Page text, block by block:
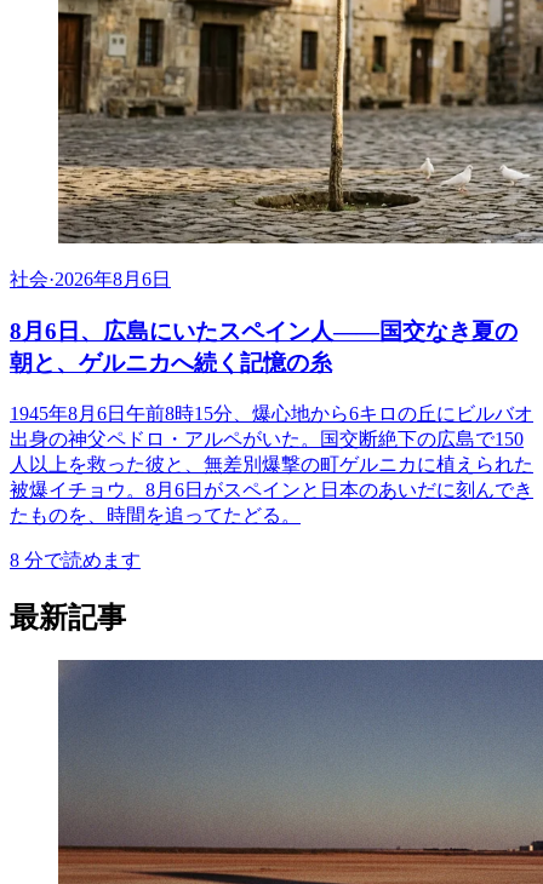
社会·2026年8月6日
8月6日、広島にいたスペイン人――国交なき夏の
朝と、ゲルニカへ続く記憶の糸
1945年8月6日午前8時15分、爆心地から6キロの丘にビルバオ
出身の神父ペドロ・アルペがいた。国交断絶下の広島で150
人以上を救った彼と、無差別爆撃の町ゲルニカに植えられた
被爆イチョウ。8月6日がスペインと日本のあいだに刻んでき
たものを、時間を追ってたどる。
8 分で読めます
最新記事